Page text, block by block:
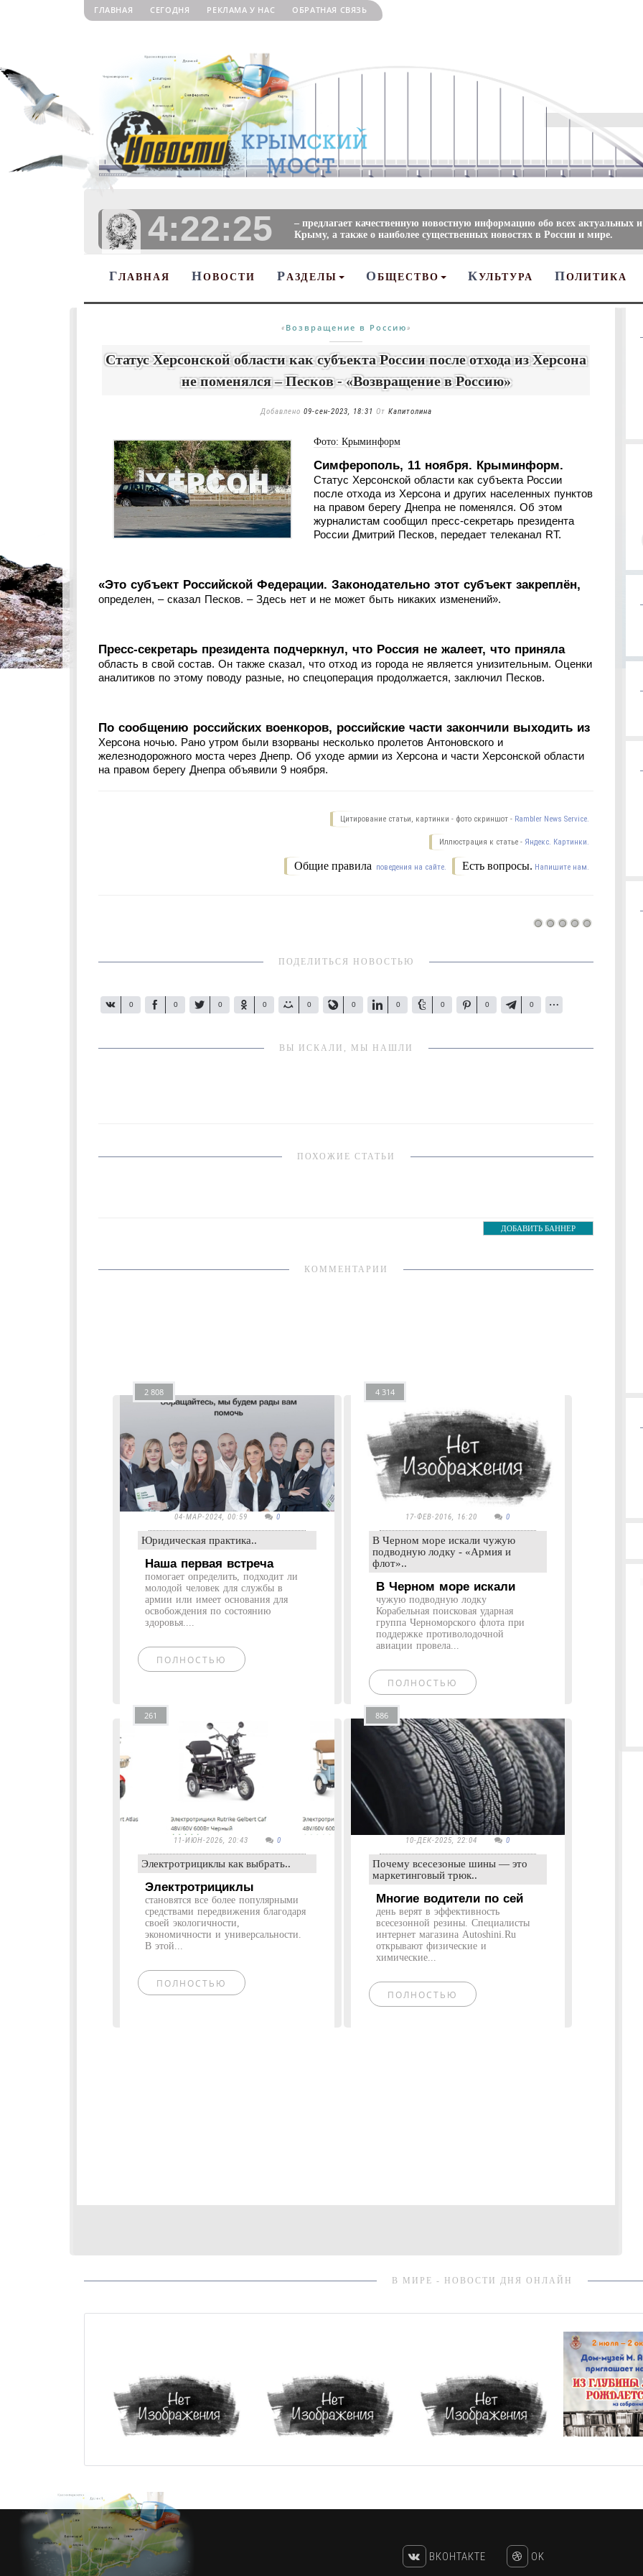
ГЛАВНАЯ СЕГОДНЯ РЕКЛАМА У НАС ОБРАТНАЯ СВЯЗЬ
4:22:26
– предлагает качественную новостную информацию обо всех актуальных
Крыму, а также о наиболее существенных новостях в России и мире.
ГЛАВНАЯ НОВОСТИ Р АЗДЕЛЫ О БЩЕСТВО КУЛЬТУРА ПОЛИТИКА
« Возвращение в Россию»
Статус Херсонской области как субъекта России после отхода из Херсона
не поменялся – Песков - «Возвращение в Россию»
Добавлено 09-сен-2023, 18:31 От Капитолина
Фото: Крыминформ
Симферополь, 11 ноября. Крыминформ.
Статус Херсонской области как субъекта России
после отхода из Херсона и других населенных пунктов
на правом берегу Днепра не поменялся. Об этом
журналистам сообщил пресс-секретарь президента
России Дмитрий Песков, передает телеканал RT.
«Это субъект Российской Федерации. Законодательно этот субъект закреплён,
определен, – сказал Песков. – Здесь нет и не может быть никаких изменений».
Пресс-секретарь президента подчеркнул, что Россия не жалеет, что приняла
область в свой состав. Он также сказал, что отход из города не является унизительным. Оценки
аналитиков по этому поводу разные, но спецоперация продолжается, заключил Песков.
По сообщению российских военкоров, российские части закончили выходить из
Херсона ночью. Рано утром были взорваны несколько пролетов Антоновского и
железнодорожного моста через Днепр. Об уходе армии из Херсона и части Херсонской области
на правом берегу Днепра объявили 9 ноября.
Цитирование статьи, картинки - фото скриншот - Rambler News Service.
Иллюстрация к статье - Яндекс. Картинки.
Есть вопросы. Напишите нам.
Общие правила поведения на сайте.
ПОДЕЛИТЬСЯ НОВОСТЬЮ
0 0 0 0 0 0 0 0 0 0
ВЫ ИСКАЛИ, МЫ НАШЛИ
ПОХОЖИЕ СТАТЬИ
ДОБАВИТЬ БАННЕР
КОММЕНТАРИИ
2 808
04-МАР-2024, 00:59 0
Юридическая практика..
Наша первая встреча
помогает определить, подходит ли
молодой человек для службы в
армии или имеет основания для
освобождения по состоянию
здоровья....
ПОЛНОСТЬЮ
4 314
17-ФЕВ-2016, 16:20 0
В Черном море искали чужую
подводную лодку - «Армия и
флот»..
В Черном море искали
чужую подводную лодку
Корабельная поисковая ударная
группа Черноморского флота при
поддержке противолодочной
авиации провела...
ПОЛНОСТЬЮ
261
11-ИЮН-2026, 20:43 0
Электротрициклы как выбрать..
Электротрициклы
становятся все более популярными
средствами передвижения благодаря
своей экологичности,
экономичности и универсальности.
В этой...
ПОЛНОСТЬЮ
886
10-ДЕК-2025, 22:04 0
Почему всесезоные шины — это
маркетинговый трюк..
Многие водители по сей
день верят в эффективность
всесезонной резины. Специалисты
интернет магазина Autoshini.Ru
открывают физические и
химические...
ПОЛНОСТЬЮ
В МИРЕ - НОВОСТИ ДНЯ ОНЛАЙН
ВКОНТАКТЕ OK